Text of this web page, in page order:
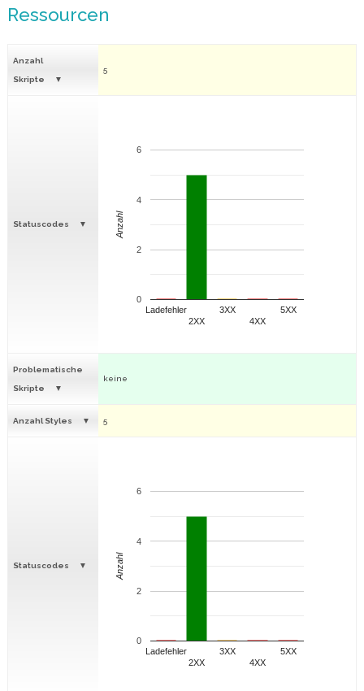
Ressourcen
Anzahl
Skripte
5
Statuscodes
Ladefehler
2XX
3XX
4XX
5XX
0
2
4
6
Anzahl
Problematische
Skripte
keine
Anzahl Styles 5
Statuscodes
Ladefehler
2XX
3XX
4XX
5XX
0
2
4
6
Anzahl